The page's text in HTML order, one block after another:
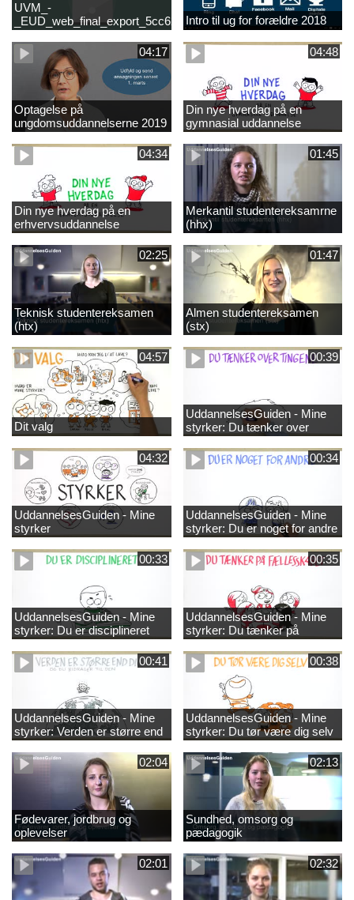
UVM_-
Intro til ug for forældre 2018
04:17
Optagelse på
ungdomsuddannelserne 2019
04:48
Din nye hverdag på en
gymnasial uddannelse
04:34
Din nye hverdag på en
erhvervsuddannelse
01:45
Merkantil studentereksamrne
(hhx)
02:25
Teknisk studentereksamen
(htx)
01:47
Almen studentereksamen
(stx)
04:57
Dit valg
00:39
UddannelsesGuiden - Mine
styrker: Du tænker over
tingene
04:32
UddannelsesGuiden - Mine
styrker
00:34
UddannelsesGuiden - Mine
styrker: Du er noget for andre
00:33
UddannelsesGuiden - Mine
styrker: Du er disciplineret
00:35
UddannelsesGuiden - Mine
styrker: Du tænker på
fællesskabet
00:41
UddannelsesGuiden - Mine
styrker: Verden er større end
dig og du bidrager til den
00:38
UddannelsesGuiden - Mine
styrker: Du tør være dig selv
02:04
Fødevarer, jordbrug og
oplevelser
02:13
Sundhed, omsorg og
pædagogik
02:01 02:32